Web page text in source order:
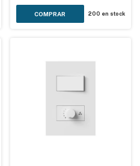
200 en stock